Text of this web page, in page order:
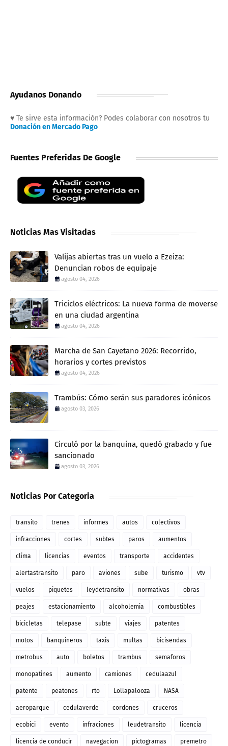
Ayudanos Donando
♥ Te sirve esta información? Podes colaborar con nosotros tu
Donación en Mercado Pago
Fuentes Preferidas De Google
Noticias Mas Visitadas
Valijas abiertas tras un vuelo a Ezeiza:
Denuncian robos de equipaje
agosto 04, 2026
Triciclos eléctricos: La nueva forma de moverse
en una ciudad argentina
agosto 04, 2026
Marcha de San Cayetano 2026: Recorrido,
horarios y cortes previstos
agosto 04, 2026
Trambús: Cómo serán sus paradores icónicos
agosto 03, 2026
Circuló por la banquina, quedó grabado y fue
sancionado
agosto 03, 2026
Noticias Por Categoria
transito trenes informes autos colectivos
infracciones cortes subtes paros aumentos
clima licencias eventos transporte accidentes
alertastransito paro aviones sube turismo vtv
vuelos piquetes leydetransito normativas obras
peajes estacionamiento alcoholemia combustibles
bicicletas telepase subte viajes patentes
motos banquineros taxis multas bicisendas
metrobus auto boletos trambus semaforos
monopatines aumento camiones cedulaazul
patente peatones rto Lollapalooza NASA
aeroparque cedulaverde cordones cruceros
ecobici evento infraciones leudetransito licencia
licencia de conducir navegacion pictogramas premetro